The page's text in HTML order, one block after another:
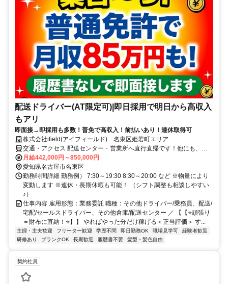
配送ドライバー(AT限定可)|即日採用で明日から高収入
もアリ
即面接→即採用も多数！普免で高収入！前払いあり！連休取得可
株式会社ifield(アイフィールド) 名東区姫若町エリア
交通・アクセス 配送センター・営業所へ直行直帰です！他にも、名
古屋市内はもちろん 東海市や豊田市など 勤務地はたくさんあるの
で、 ぜひご相談ください！
月給442,000円～850,000円
愛知県名古屋市名東区
勤務時間詳細 勤務例） 7:30～19:30 8:30～20:00 など ※物量により
変動します ※連休・長期休暇も可能！ （シフト調整も相談しやすい
♪）
仕事内容 雇用形態：業務委託 職種：その他ドライバー/乗務員、配送/
宅配/セールスドライバー、その他倉庫/配送センター ／ 【【⭐頑張り
＝財布に直結！⭐】】 やればやった分だけ稼げる＜正当評価＞ す...
主婦・主夫歓迎 フリーター歓迎 学歴不問 即日勤務OK 職場見学可
経験者歓迎
研修あり
ブランクOK 長期歓迎 履歴書不要 髪型・髪色自由
契約社員